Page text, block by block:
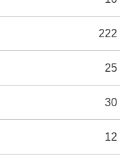
222
25
30
12